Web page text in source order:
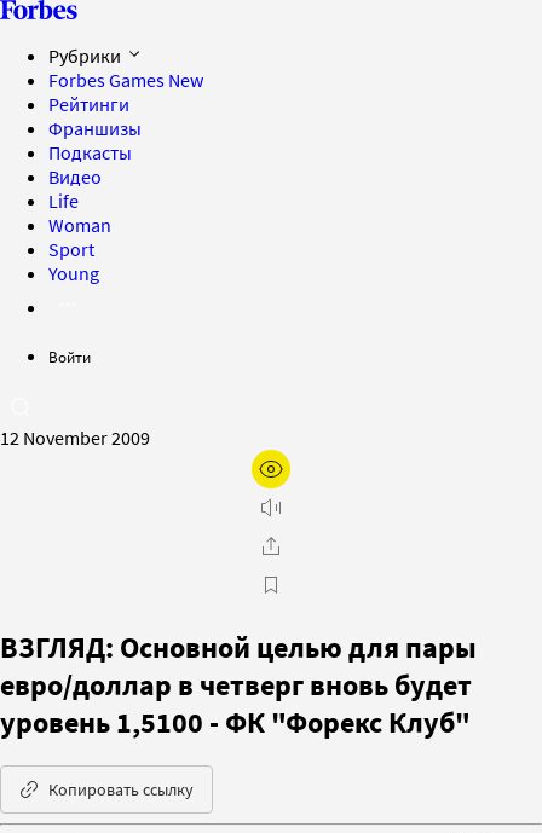
Рубрики
Forbes Games New
Рейтинги
Франшизы
Подкасты
Видео
Life
Woman
Sport
Young
Войти
12 November 2009
ВЗГЛЯД: Основной целью для пары
евро/доллар в четверг вновь будет
уровень 1,5100 - ФК "Форекс Клуб"
Копировать ссылку